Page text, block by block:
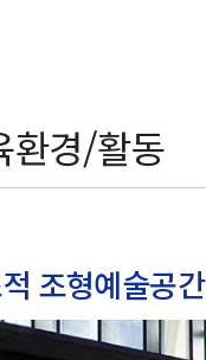
환경/활동
조형예술공간